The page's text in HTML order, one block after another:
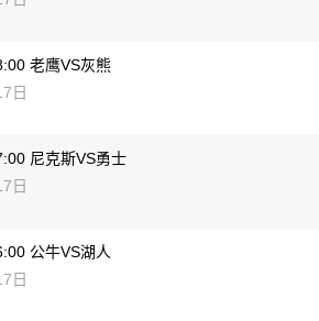
老鹰VS灰熊
日
尼克斯VS勇士
日
公牛VS湖人
日